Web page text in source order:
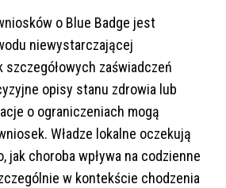
o Blue Badge jest
niewystarczającej
szczegółowych zaświadczeń
opisy stanu zdrowia lub
o ograniczeniach mogą
Władze lokalne oczekują
jak choroba wpływa na codzienne
w kontekście chodzenia